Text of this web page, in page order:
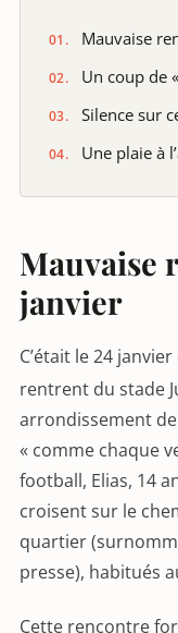
Mauvaise
Un coup de
Silence sur
Une plaie à
Mauvaise
janvier
C’était le 24
rentrent du stade
arrondissement
« comme chaque
football, Elias, 14
croisent sur le
quartier
presse), habitués
Cette rencontre